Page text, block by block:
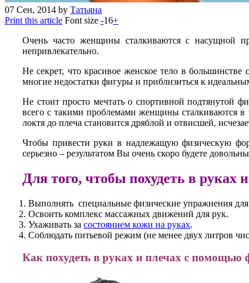
07 Сен, 2014 by Татьяна
Print this article Font size -16+
Очень часто женщины сталкиваются с насущной
непривлекательно.
Не секрет, что красивое женское тело в
многие недостатки фигуры и приблизиться к
Не стоит просто мечтать о спортивной подтянутой
всего с такими проблемами женщины сталкиваются
локтя до плеча становится дряблой и отвисшей,
Чтобы привести руки в надлежащую физическую
серьезно – результатом Вы очень скоро будете
Для того, чтобы похудеть в руках
Выполнять специальные физические упражнения
Освоить комплекс массажных движений для рук.
Ухаживать за состоянием кожи на руках.
Соблюдать питьевой режим (не менее двух литров
Как похудеть в руках и плечах с помощью